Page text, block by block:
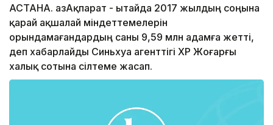
АСТАНА. ҚазАқпарат - Қытайда 2017 жылдың соңына
қарай ақшалай міндеттемелерін
орындамағандардың саны 9,59 млн адамға жетті,
деп хабарлайды Синьхуа агенттігі ҚХР Жоғарғы
халық сотына сілтеме жасап.